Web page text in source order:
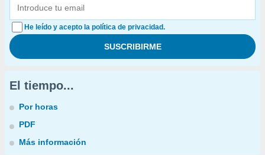
He leído y acepto la política de privacidad.
El tiempo...
Por horas
PDF
Más información